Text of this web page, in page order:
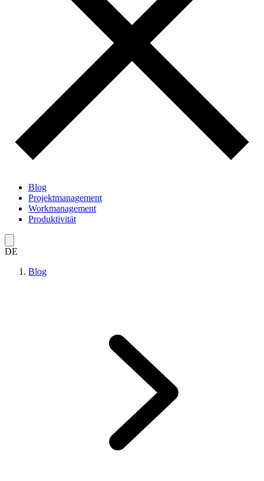
Blog
Projektmanagement
Workmanagement
Produktivität
DE
Blog